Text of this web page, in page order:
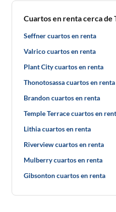
Cuartos en renta cerca de
Seffner cuartos en renta
Valrico cuartos en renta
Plant City cuartos en renta
Thonotosassa cuartos en renta
Brandon cuartos en renta
Temple Terrace cuartos en
Lithia cuartos en renta
Riverview cuartos en renta
Mulberry cuartos en renta
Gibsonton cuartos en renta